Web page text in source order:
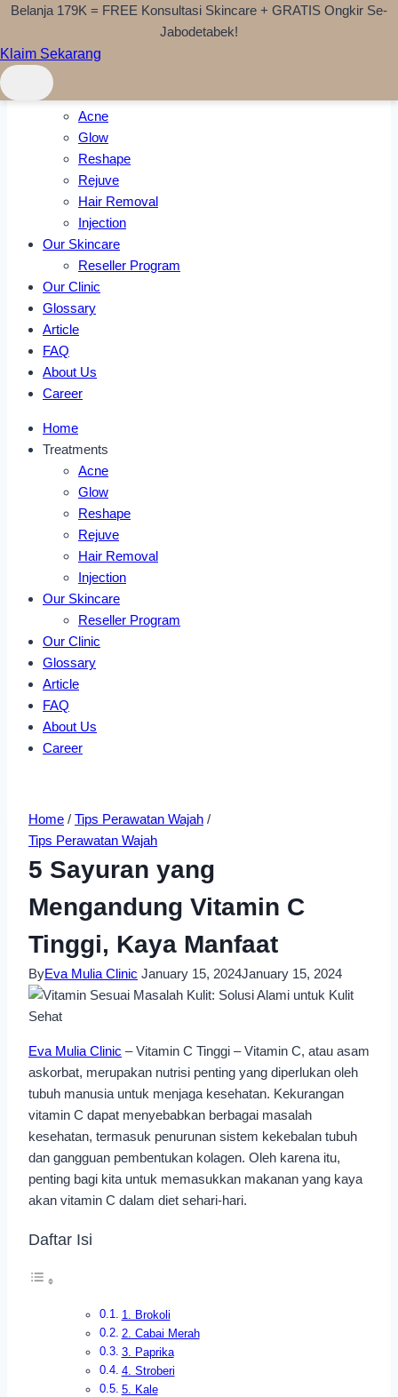
Skip to content
Home
Treatments
Acne
Glow
Reshape
Rejuve
Hair Removal
Injection
Our Skincare
Reseller Program
Our Clinic
Glossary
Article
FAQ
About Us
Career
Home
Treatments
Acne
Glow
Reshape
Rejuve
Hair Removal
Injection
Our Skincare
Reseller Program
Our Clinic
Glossary
Article
FAQ
About Us
Career
Home / Tips Perawatan Wajah /
Tips Perawatan Wajah
5 Sayuran yang
Mengandung Vitamin C
Tinggi, Kaya Manfaat
ByEva Mulia Clinic January 15, 2024January 15, 2024
Eva Mulia Clinic – Vitamin C Tinggi – Vitamin C, atau asam
askorbat, merupakan nutrisi penting yang diperlukan oleh
tubuh manusia untuk menjaga kesehatan. Kekurangan
vitamin C dapat menyebabkan berbagai masalah
kesehatan, termasuk penurunan sistem kekebalan tubuh
dan gangguan pembentukan kolagen. Oleh karena itu,
penting bagi kita untuk memasukkan makanan yang kaya
akan vitamin C dalam diet sehari-hari.
Daftar Isi
1. Brokoli
2. Cabai Merah
3. Paprika
4. Stroberi
5. Kale
Belanja 179K = FREE Konsultasi Skincare + GRATIS Ongkir Se-
Jabodetabek!
Klaim Sekarang